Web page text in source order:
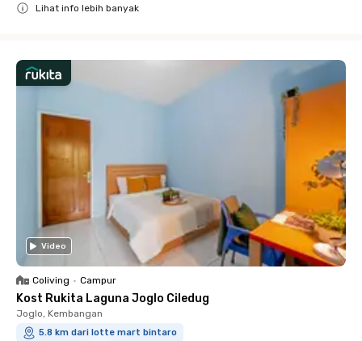
Lihat info lebih banyak
Video
Coliving • Campur
Kost Rukita Laguna Joglo Ciledug
Joglo, Kembangan
5.8 km dari lotte mart bintaro